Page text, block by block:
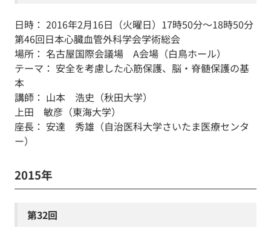
日時： 2016年2月16日（火曜日）17時50分～18時50分
第46回日本心臓血管外科学会学術総会
場所： 名古屋国際会議場 A会場（白鳥ホール）
テーマ： 安全を考慮した心筋保護、脳・脊髄保護の基
本
講師： 山本 浩史（秋田大学）
上田 敏彦（東海大学）
座長： 安達 秀雄（自治医科大学さいたま医療センタ
ー）
2015年
第32回